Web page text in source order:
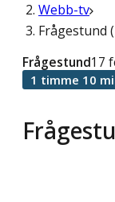
Webb-tv
Frågestund
Frågestund17
1 timme 10